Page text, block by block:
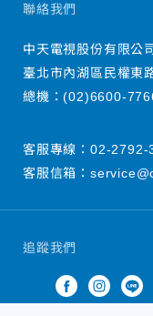
追蹤我們
聯絡我們
中天電視股份有限公
臺北市內湖區民權東
總機：(02)6600-
客服專線： 02-2792-
客服信箱：